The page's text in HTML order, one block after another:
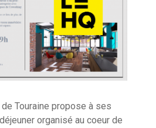
Touraine propose à ses
organisé au coeur de